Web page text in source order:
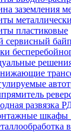
заземления
пластиковые
сервисный
развязка
шкафы